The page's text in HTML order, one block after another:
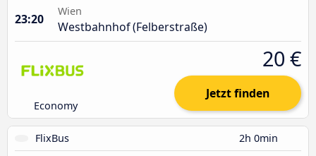
23:20
Wien
Westbahnhof (Felberstraße)
Economy
20 €
Jetzt finden
FlixBus 2h 0min